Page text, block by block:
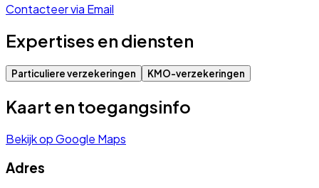
Contacteer via Email
Expertises en diensten
Particuliere verzekeringen KMO-verzekeringen
Kaart en toegangsinfo
Bekijk op Google Maps
Adres